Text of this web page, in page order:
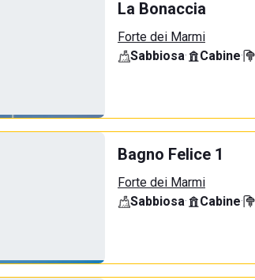
La Bonaccia
Forte dei Marmi
Sabbiosa· Cabine·
Bagno Felice 1
Forte dei Marmi
Sabbiosa· Cabine·